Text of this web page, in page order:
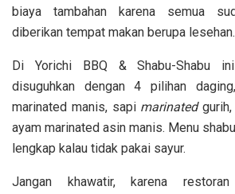
biaya tambahan karena semua
diberikan tempat makan berupa lesehan.
Di Yorichi BBQ & Shabu-Shabu
disuguhkan dengan 4 pilihan
marinated manis, sapi marinatedgurih,
ayam marinated asin manis. Menu
lengkap kalau tidak pakai sayur.
Jangan khawatir, karena